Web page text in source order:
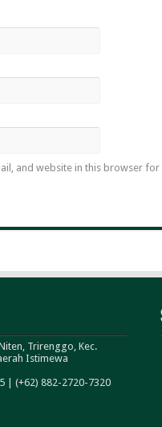
and website in this browser
Trirenggo, Kec.
Istimewa
| (+62) 882-2720-7320